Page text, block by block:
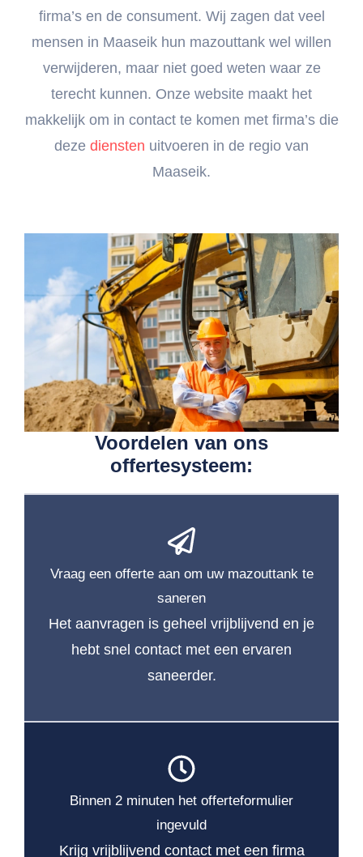
firma’s en de consument. Wij zagen dat veel
mensen in Maaseik hun mazouttank wel willen
verwijderen, maar niet goed weten waar ze
terecht kunnen. Onze website maakt het
makkelijk om in contact te komen met firma’s die
deze diensten uitvoeren in de regio van
Maaseik.
Voordelen van ons
offertesysteem:
Vraag een offerte aan om uw mazouttank te
saneren
Het aanvragen is geheel vrijblijvend en je
hebt snel contact met een ervaren
saneerder.
Binnen 2 minuten het offerteformulier
ingevuld
Krijg vrijblijvend contact met een firma